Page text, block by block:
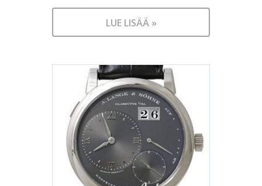
LUE LISÄÄ »